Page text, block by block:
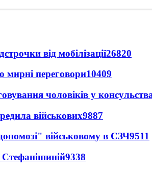
від мобілізації26820
мирні переговори10409
чоловіків у
військових9887
військовому в СЗЧ9511
Стефанішиній9338